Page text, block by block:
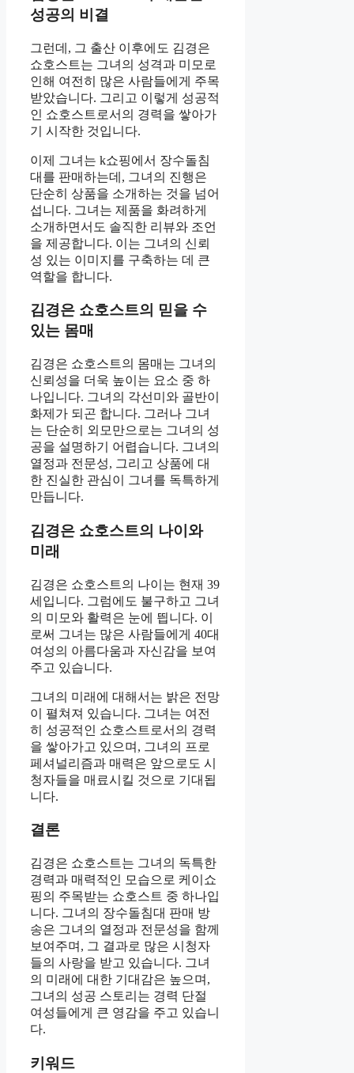
성공의 비결
그런데, 그 출산 이후에도 김경은
쇼호스트는 그녀의 성격과 미모로
인해 여전히 많은 사람들에게 주목
받았습니다. 그리고 이렇게 성공적
인 쇼호스트로서의 경력을 쌓아가
기 시작한 것입니다.
이제 그녀는 k쇼핑에서 장수돌침
대를 판매하는데, 그녀의 진행은
단순히 상품을 소개하는 것을 넘어
섭니다. 그녀는 제품을 화려하게
소개하면서도 솔직한 리뷰와 조언
을 제공합니다. 이는 그녀의 신뢰
성 있는 이미지를 구축하는 데 큰
역할을 합니다.
김경은 쇼호스트의 믿을 수
있는 몸매
김경은 쇼호스트의 몸매는 그녀의
신뢰성을 더욱 높이는 요소 중 하
나입니다. 그녀의 각선미와 골반이
화제가 되곤 합니다. 그러나 그녀
는 단순히 외모만으로는 그녀의 성
공을 설명하기 어렵습니다. 그녀의
열정과 전문성, 그리고 상품에 대
한 진실한 관심이 그녀를 독특하게
만듭니다.
김경은 쇼호스트의 나이와
미래
김경은 쇼호스트의 나이는 현재 39
세입니다. 그럼에도 불구하고 그녀
의 미모와 활력은 눈에 띕니다. 이
로써 그녀는 많은 사람들에게 40대
여성의 아름다움과 자신감을 보여
주고 있습니다.
그녀의 미래에 대해서는 밝은 전망
이 펼쳐져 있습니다. 그녀는 여전
히 성공적인 쇼호스트로서의 경력
을 쌓아가고 있으며, 그녀의 프로
페셔널리즘과 매력은 앞으로도 시
청자들을 매료시킬 것으로 기대됩
니다.
결론
김경은 쇼호스트는 그녀의 독특한
경력과 매력적인 모습으로 케이쇼
핑의 주목받는 쇼호스트 중 하나입
니다. 그녀의 장수돌침대 판매 방
송은 그녀의 열정과 전문성을 함께
보여주며, 그 결과로 많은 시청자
들의 사랑을 받고 있습니다. 그녀
의 미래에 대한 기대감은 높으며,
그녀의 성공 스토리는 경력 단절
여성들에게 큰 영감을 주고 있습니
다.
키워드